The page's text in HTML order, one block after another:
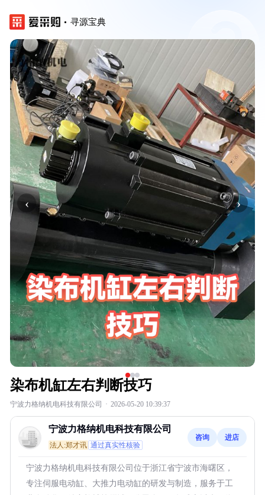
寻源宝典
‹ ›
染布机缸左右判断技巧
宁波力格纳机电科技有限公司 · 2026-05-20 10:39:37
宁波力格纳机电科技有限公司
法人:郑才讯 通过真实性核验
咨询 进店
宁波力格纳机电科技有限公司位于浙江省宁波市海曙区，
专注伺服电动缸、大推力电动缸的研发与制造，服务于工